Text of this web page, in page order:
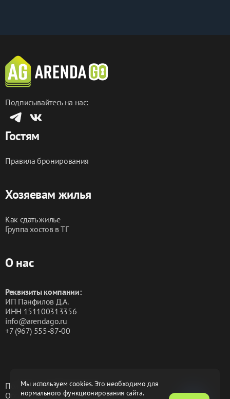
Мы используем cookies. Это необходимо для
нормального функционирования сайта.
Подписывайтесь на нас:
Гостям
Правила бронирования
Хозяевам жилья
Как сдать жилье
Группа хостов в ТГ
О нас
Реквизиты компании:
ИП Панфилов Д.А.
ИНН 151100313356
info@arendago.ru
+7 (967) 555-87-00
Политика конфиденциальности
Обработка персональных данных